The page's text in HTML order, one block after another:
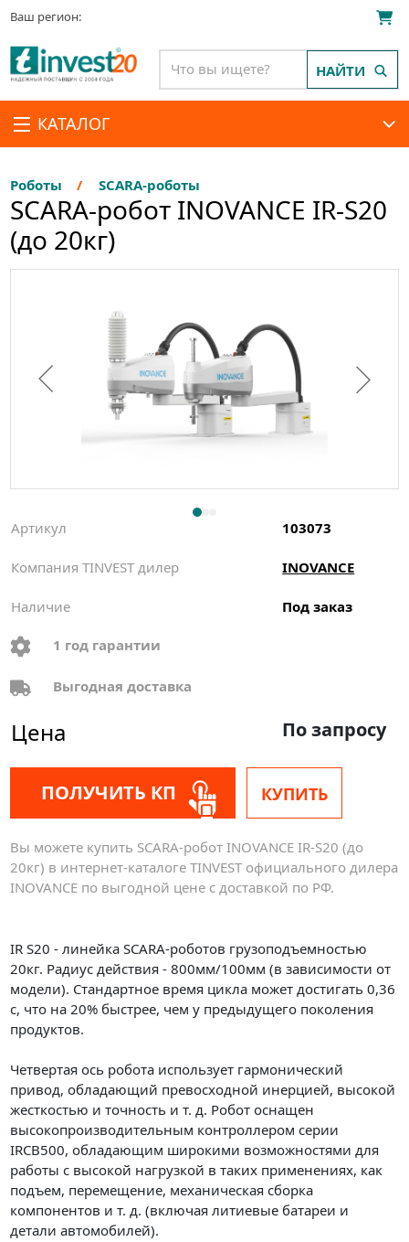
Ваш регион:
КАТАЛОГ
НАЙТИ
Роботы SCARA-роботы
SCARA-робот INOVANCE IR-S20
(до 20кг)
Артикул 103073
Компания TINVEST дилер INOVANCE
Наличие Под заказ
1 год гарантии
Выгодная доставка
Цена По запросу
ПОЛУЧИТЬ КП КУПИТЬ
Вы можете купить SCARA-робот INOVANCE IR-S20 (до
20кг) в интернет-каталоге TINVEST официального дилера
INOVANCE по выгодной цене с доставкой по РФ.
IR S20 - линейка SCARA-роботов грузоподъемностью
20кг. Радиус действия - 800мм/100мм (в зависимости от
модели). Стандартное время цикла может достигать 0,36
с, что на 20% быстрее, чем у предыдущего поколения
продуктов.
Четвертая ось робота использует гармонический
привод, обладающий превосходной инерцией, высокой
жесткостью и точность и т. д. Робот оснащен
высокопроизводительным контроллером серии
IRCB500, обладающим широкими возможностями для
работы с высокой нагрузкой в таких применениях, как
подъем, перемещение, механическая сборка
компонентов и т. д. (включая литиевые батареи и
детали автомобилей).